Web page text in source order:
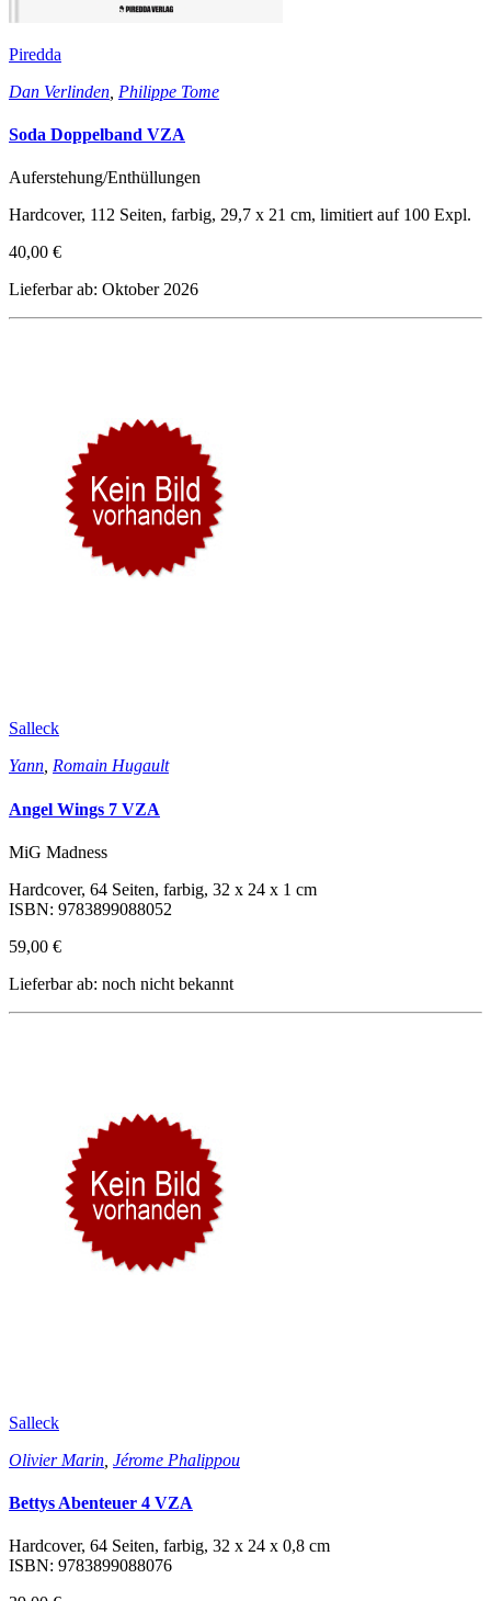
Piredda
Dan Verlinden Philippe Tome
Soda Doppelband VZA
Auferstehung/Enthüllungen
Hardcover, 112 Seiten, farbig, 29,7 x 21 cm, limitiert auf 100 Expl.
40,00 €
Lieferbar ab: Oktober 2026
Salleck
Yann Romain Hugault
Angel Wings 7 VZA
MiG Madness
Hardcover, 64 Seiten, farbig, 32 x 24 x 1 cm
ISBN: 9783899088052
59,00 €
Lieferbar ab: noch nicht bekannt
Salleck
Olivier Marin Jérome Phalippou
Bettys Abenteuer 4 VZA
Hardcover, 64 Seiten, farbig, 32 x 24 x 0,8 cm
ISBN: 9783899088076